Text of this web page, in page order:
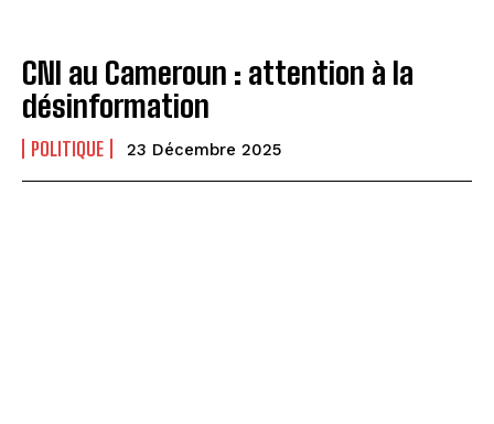
CNI au Cameroun : attention à la
désinformation
POLITIQUE 23 Décembre 2025